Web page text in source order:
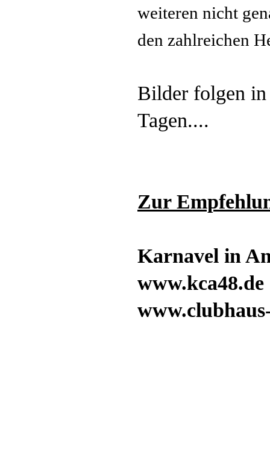
weiteren nicht
den zahlreichen
Bilder folgen in
Tagen....
Zur
Karnavel in
www.kca48.de